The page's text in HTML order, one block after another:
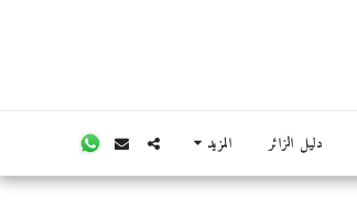
دليل الزائر المزيد